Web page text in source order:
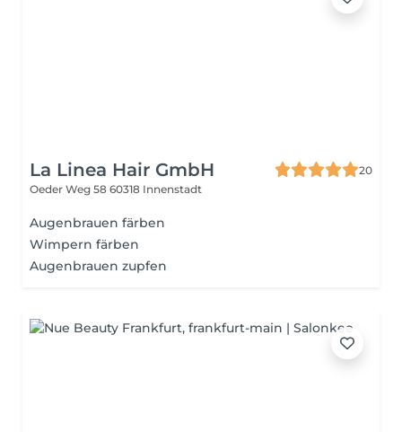
La Linea Hair GmbH
20
Oeder Weg 58 60318 Innenstadt
Augenbrauen färben
Wimpern färben
Augenbrauen zupfen